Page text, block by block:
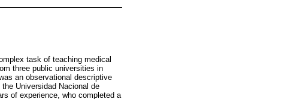
task of teaching medical
three public universities in
an observational descriptive
Universidad Nacional de
of experience, who completed a